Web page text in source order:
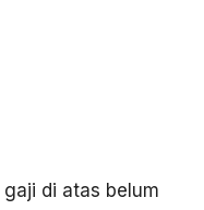
di atas belum